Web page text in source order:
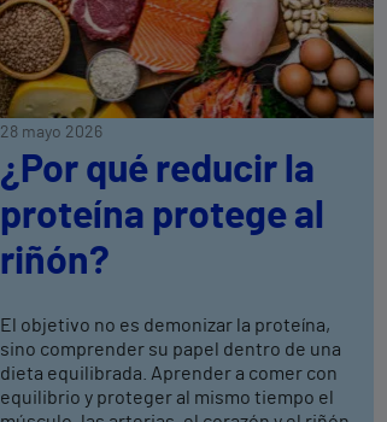
28 mayo 2026
¿Por qué reducir la
proteína protege al
riñón?
El objetivo no es demonizar la proteína,
sino comprender su papel dentro de una
dieta equilibrada. Aprender a comer con
equilibrio y proteger al mismo tiempo el